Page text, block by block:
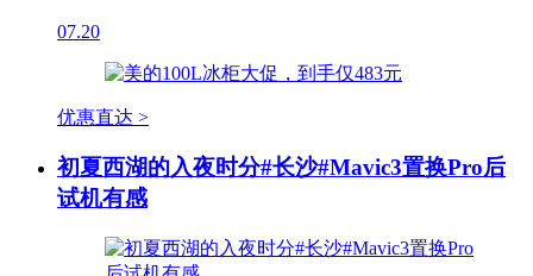
07.20
优惠直达 >
初夏西湖的入夜时分#长沙#Mavic3置换Pro后
试机有感